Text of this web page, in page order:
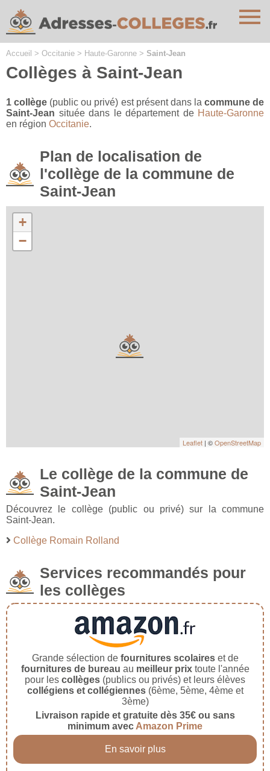
Accueil > Occitanie > Haute-Garonne > Saint-Jean
Collèges à Saint-Jean
1 collège (public ou privé) est présent dans la commune de
Saint-Jean située dans le département de Haute-Garonne
en région Occitanie.
Plan de localisation de
l'collège de la commune de
Saint-Jean
+
−
Leaflet | ©OpenStreetMap
Le collège de la commune de
Saint-Jean
Découvrez le collège (public ou privé) sur la commune
Saint-Jean.
Collège Romain Rolland
Services recommandés pour
les collèges
Grande sélection de fournitures scolaireset de
fournitures de bureau au meilleur prixtoute l'année
pour les collèges (publics ou privés) et leurs élèves
collégiens et collégiennes(6ème, 5ème, 4ème et
3ème)
Livraison rapide et gratuite dès 35€ ou sans
minimum avec Amazon Prime
En savoir plus